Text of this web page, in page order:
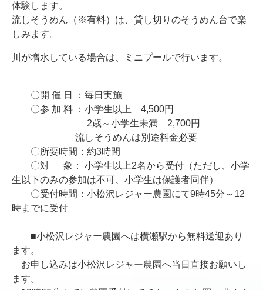
体験します。
流しそうめん（※有料）は、貸し切りのそうめん台で楽
しみます。
川が増水している場合は、ミニプールで行います。
〇開 催 日 ：毎日実施
〇参 加 料 ：小学生以上 4,500円
2歳～小学生未満 2,700円
流しそうめんは別途料金必要
〇所要時間：約3時間
〇対 象： 小学生以上2名から受付（ただし、小学
生以下のみの参加は不可、小学生は保護者同伴）
〇受付時間：小松沢レジャー農園にて9時45分～12
時までに受付
■小松沢レジャー農園へは横瀬駅から無料送迎あり
ます。
お申し込みは小松沢レジャー農園へ当日直接お願いし
ます。